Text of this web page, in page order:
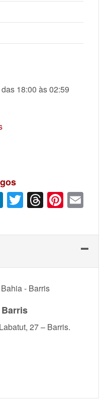
18:00 às 02:59
LinkedIn
Twitter
Threads
27 – Barris.